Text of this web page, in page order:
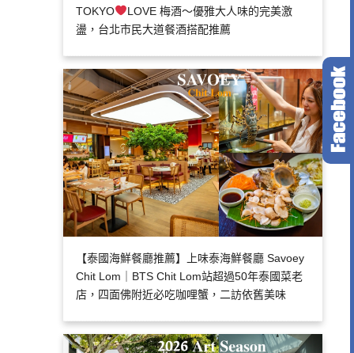
TOKYO
LOVE 梅酒～優雅大人味的完美激
盪，台北市民大道餐酒搭配推薦
【泰國海鮮餐廳推薦】上味泰海鮮餐廳 Savoey
Chit Lom｜BTS Chit Lom站超過50年泰國菜老
店，四面佛附近必吃咖哩蟹，二訪依舊美味